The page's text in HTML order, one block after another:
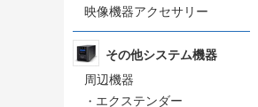
映像機器アクセサリー
その他システム機器
周辺機器
・ エクステンダー